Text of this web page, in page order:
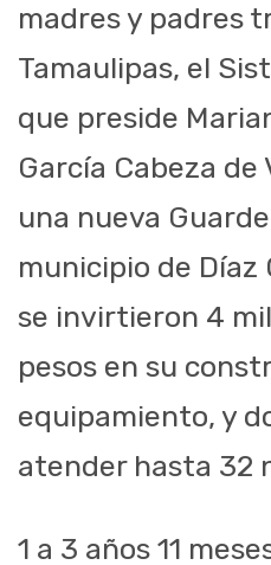
madres y padres
Tamaulipas, el
que preside
García Cabeza de
una nueva
municipio de Díaz
se invirtieron 4
pesos en su
equipamiento, y
atender hasta 32
1 a 3 años 11